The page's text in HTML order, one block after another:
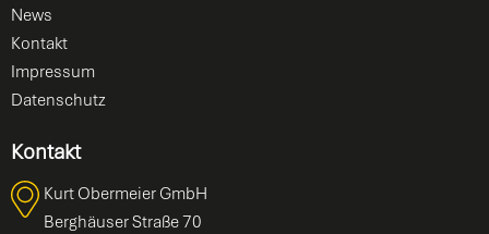
News
Kontakt
Impressum
Datenschutz
Kontakt
Kurt Obermeier GmbH
Berghäuser Straße 70